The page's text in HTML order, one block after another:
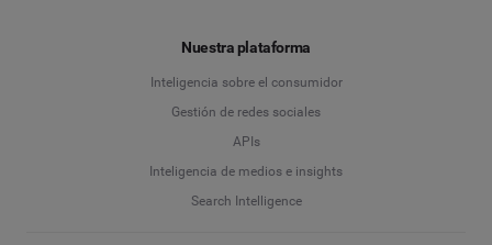
Nuestra plataforma
Inteligencia sobre el consumidor
Gestión de redes sociales
APIs
Inteligencia de medios e insights
Search Intelligence